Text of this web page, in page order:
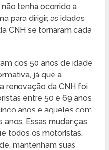
tenha ocorrido a
para dirigir, as idades
CNH se tornaram cada
dos 50 anos de idade
já que a
renovação da CNH foi
entre 50 e 69 anos
anos e aqueles com
anos. Essas mudanças
todos os motoristas,
mantenham suas